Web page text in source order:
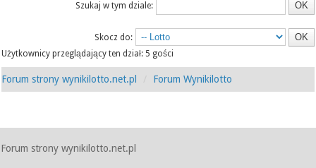
Szukaj w tym dziale:
Skocz do:
Użytkownicy przeglądający ten dział: 5 gości
Forum strony wynikilotto.net.pl Forum Wynikilotto
Forum strony wynikilotto.net.pl